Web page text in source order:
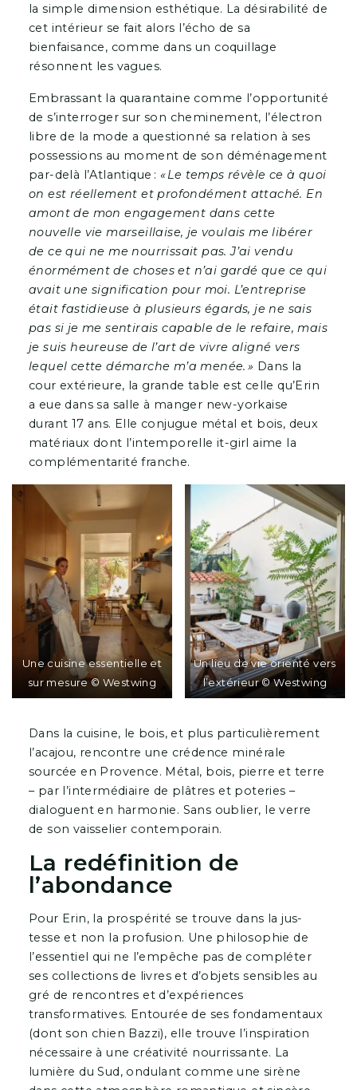
la simple dimension esthétique. La désirabilité de
cet intérieur se fait alors l’écho de sa
bienfaisance, comme dans un coquillage
résonnent les vagues.
Embrassant la quarantaine comme l’opportunité
de s’interroger sur son cheminement, l’électron
libre de la mode a questionné sa relation à ses
possessions au moment de son déménagement
par-delà l’Atlantique : « Le temps révèle ce à quoi
on est réellement et profondément attaché. En
amont de mon engagement dans cette
nouvelle vie marseillaise, je voulais me libérer
de ce qui ne me nourrissait pas. J’ai vendu
énormément de choses et n’ai gardé que ce qui
avait une signification pour moi. L’entreprise
était fastidieuse à plusieurs égards, je ne sais
pas si je me sentirais capable de le refaire, mais
je suis heureuse de l’art de vivre aligné vers
lequel cette démarche m’a menée. » Dans la
cour extérieure, la grande table est celle qu’Erin
a eue dans sa salle à manger new-yorkaise
durant 17 ans. Elle conjugue métal et bois, deux
matériaux dont l’intemporelle it-girl aime la
complémentarité franche.
Une cuisine essentielle et
sur mesure © Westwing
Un lieu de vie orienté vers
l’extérieur © Westwing
Dans la cuisine, le bois, et plus particulière­ment
l’acajou, rencontre une crédence miné­rale
sourcée en Provence. Métal, bois, pierre et terre
– par l’intermédiaire de plâtres et poteries –
dialoguent en harmonie. Sans oublier, le verre
de son vaisselier contemporain.
La redéfinition de
l’abondance
Pour Erin, la prospérité se trouve dans la jus­
tesse et non la profusion. Une philosophie de
l’essentiel qui ne l’empêche pas de compléter
ses collections de livres et d’objets sensibles au
gré de rencontres et d’expériences
transformatives. Entourée de ses fondamentaux
(dont son chien Bazzi), elle trouve l’inspiration
nécessaire à une créativité nourrissante. La
lumière du Sud, ondulant comme une sirène